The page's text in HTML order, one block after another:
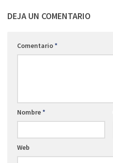
DEJA UN COMENTARIO
Comentario*
Nombre*
Web